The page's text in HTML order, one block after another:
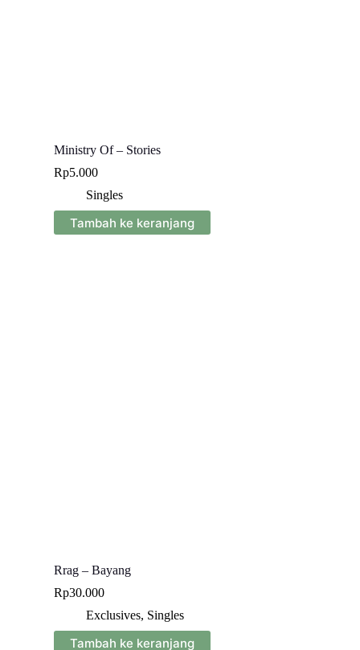
Ministry Of – Stories
Rp5.000
Singles
Tambah ke keranjang
Rrag – Bayang
Rp30.000
Exclusives, Singles
Tambah ke keranjang